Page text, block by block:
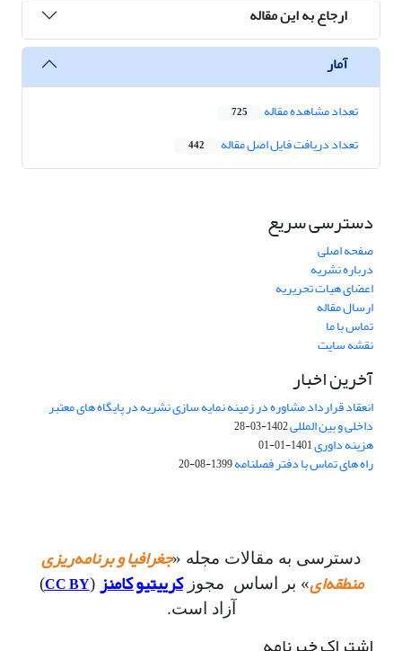
ارجاع به این مقاله
آمار
تعداد مشاهده مقاله 725
تعداد دریافت فایل اصل مقاله 442
دسترسی سریع
صفحه اصلی
درباره نشریه
اعضای هیات تحریریه
ارسال مقاله
تماس با ما
نقشه سایت
آخرین اخبار
انعقاد قرارداد مشاوره در زمینه نمایه سازی نشریه در پایگاه های معتبر
داخلی و بین المللی1402-03-28
هزینه داوری1401-01-01
راه های تماس با دفتر فصلنامه1399-08-20
دسترسی به مقالات مجله «جغرافیا و برنامه‌ریزی
منطقه‌ای» بر اساس مجوزکرییتیو کامنز (
CC BY
)
آزاد است.